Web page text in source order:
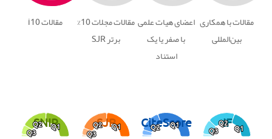
مقالات با همکاری
بین‌المللی
اعضای هیات علمی
با صفر یا یک
استناد
مقالات مجلات 10%
برتر SJR
مقالات i10
IF
Q3
Q3
Q2
Q2
Q1
Q1
CiteScore
Q2
Q2 Q1
Q1
SJR
Q3
Q3
Q2
Q2 Q1
Q1
SNIP
Q3
Q3
Q2
Q2 Q1
Q1